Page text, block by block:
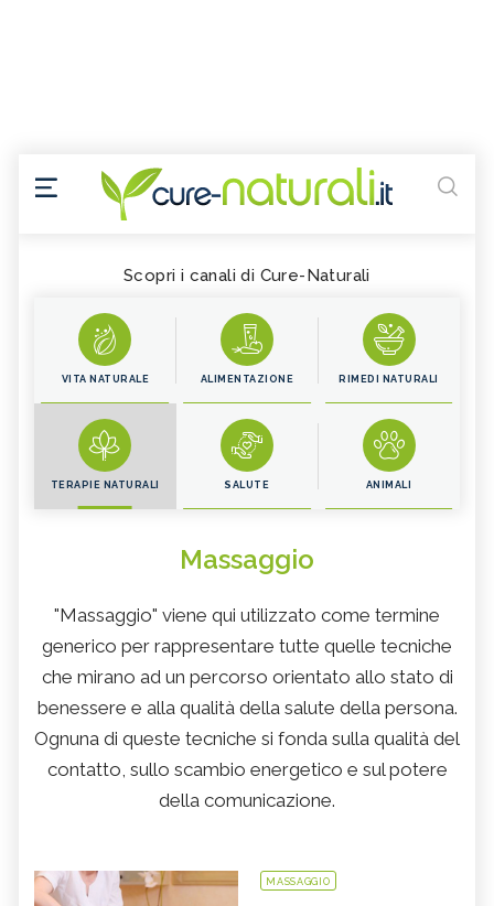
Scopri i canali di Cure-Naturali
VITA NATURALE ALIMENTAZIONE RIMEDI NATURALI
TERAPIE NATURALI SALUTE ANIMALI
Massaggio
"Massaggio" viene qui utilizzato come termine
generico per rappresentare tutte quelle tecniche
che mirano ad un percorso orientato allo stato di
benessere e alla qualità della salute della persona.
Ognuna di queste tecniche si fonda sulla qualità del
contatto, sullo scambio energetico e sul potere
della comunicazione.
MASSAGGIO